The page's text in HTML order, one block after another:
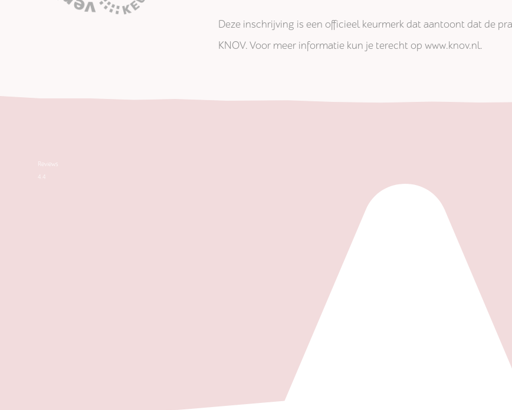
Deze inschrijving is een officieel keurmerk dat aantoont dat de
KNOV. Voor meer informatie kun je terecht op www.knov.nl.
Reviews